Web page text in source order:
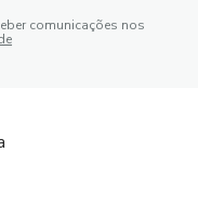
comunicações nos